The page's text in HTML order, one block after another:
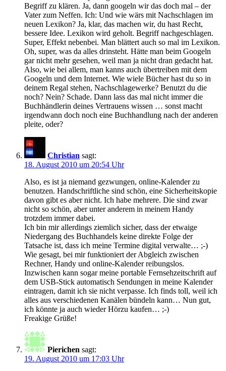
Begriff zu klären. Ja, dann googeln wir das doch mal – der
Vater zum Neffen. Ich: Und wie wärs mit Nachschlagen im
neuen Lexikon? Ja, klar, das machen wir, du hast Recht,
bessere Idee. Lexikon wird geholt. Begriff nachgeschlagen.
Super, Effekt nebenbei. Man blättert auch so mal im Lexikon.
Oh, super, was da alles drinsteht. Hätte man beim Googeln
gar nicht mehr gesehen, weil man ja nicht dran gedacht hat.
Also, wie bei allem, man kanns auch übertreiben mit dem
Googeln und dem Internet. Wie wiele Bücher hast du so in
deinem Regal stehen, Nachschlagewerke? Benutzt du die
noch? Nein? Schade. Dann lass das mal nicht immer die
Buchhändlerin deines Vertrauens wissen … sonst macht
irgendwann doch noch eine Buchhandlung nach der anderen
pleite, oder?
Christian sagt:
18. August 2010 um 20:54 Uhr
Also, es ist ja niemand gezwungen, online-Kalender zu
benutzen. Handschriftliche sind schön, eine Sicherheitskopie
davon gibt es aber nicht. Ich habe mehrere. Die sind zwar
nicht so schön, aber unter anderem in meinem Handy
trotzdem immer dabei.
Ich bin mir allerdings ziemlich sicher, dass der etwaige
Niedergang des Buchhandels keine direkte Folge der
Tatsache ist, dass ich meine Termine digital verwalte… ;-)
Wie gesagt, bei mir funktioniert der Abgleich zwischen
Rechner, Handy und online-Kalender reibungslos.
Inzwischen kann sogar meine portable Fernsehzeitschrift auf
dem USB-Stick automatisch Sendungen in meine Kalender
eintragen, damit ich sie nicht verpasse. Ich finds toll, weil ich
alles aus verschiedenen Kanälen bündeln kann… Nun gut,
ich könnte ja auch wieder Hörzu kaufen… ;-)
Freakige Grüße!
Pierichen sagt:
19. August 2010 um 17:03 Uhr